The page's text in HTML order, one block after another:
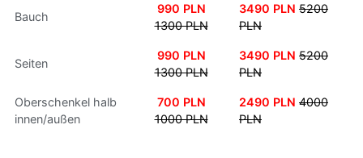
Bauch
990 PLN
1300 PLN
3490 PLN 5200
PLN
Seiten
990 PLN
1300 PLN
3490 PLN 5200
PLN
Oberschenkel halb
innen/außen
700 PLN
1000 PLN
2490 PLN 4000
PLN